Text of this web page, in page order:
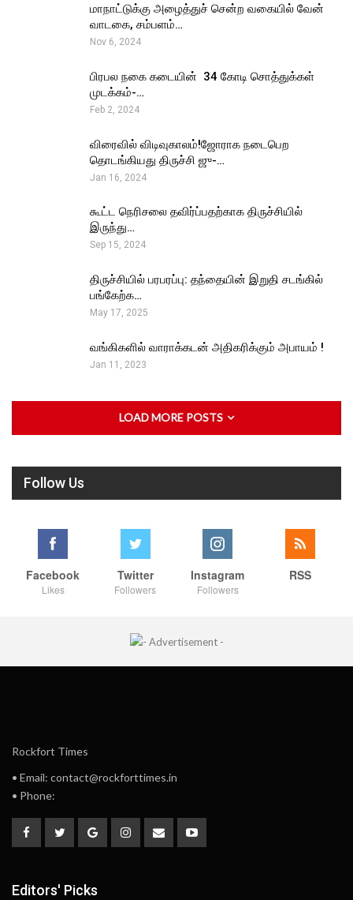
மாநாட்டுக்கு அழைத்துச் சென்ற வகையில் வேன்
வாடகை, சம்பளம்…
Nov 6, 2024
பிரபல நகை கடையின் ₹ 34 கோடி சொத்துக்கள்
முடக்கம்-…
Feb 2, 2024
விரைவில் விடிவுகாலம்!ஜோராக நடைபெற
தொடங்கியது திருச்சி ஜு-…
Jan 16, 2024
கூட்ட நெரிசலை தவிர்ப்பதற்காக திருச்சியில்
இருந்து…
Sep 15, 2024
திருச்சியில் பரபரப்பு: தந்தையின் இறுதி சடங்கில்
பங்கேற்க…
May 17, 2025
வங்கிகளில் வாராக்கடன் அதிகரிக்கும் அபாயம் !
Jan 11, 2023
LOAD MORE POSTS
Follow Us
Facebook
Likes
Twitter
Followers
Instagram
Followers
RSS
Rockfort Times
• Email: contact@rockforttimes.in
• Phone:
Editors' Picks